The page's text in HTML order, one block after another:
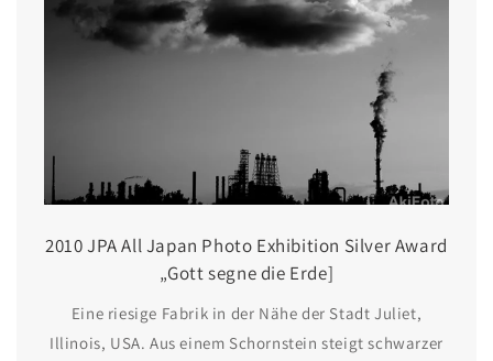
2010 JPA All Japan Photo Exhibition Silver Award
„Gott segne die Erde]
Eine riesige Fabrik in der Nähe der Stadt Juliet,
Illinois, USA. Aus einem Schornstein steigt schwarzer